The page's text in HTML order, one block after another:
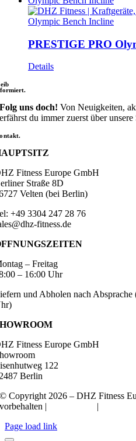
PRESTIGE PRO
Details
Folg uns doch! Von Neuigkeiten,
erfährst du immer zuerst über
Fitness Europe GmbH
Straße 8D
Velten (bei Berlin)
+49 3304 247 28 76
fitness.de
– Freitag
– 16:00 Uhr
und Abholen nach
Fitness Europe GmbH
122
Berlin
© Copyright 2026 – DHZ Fitness
vorbehalten |
|
Page load link